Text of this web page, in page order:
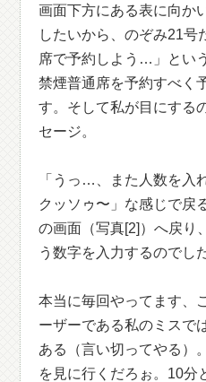
画面下方にある表に向か
したいから、のぞみ21
席で予約しよう…」とい
禁煙普通席を予約すべく
す。そして私が目にする
セージ。
「うっ…、また人数を入
クッソゥ〜」な感じで戻
の画面（写真[2]）へ戻り
う数字を入力するのでし
本当に毎回やってます、
ーザーである私のミスで
ある（言い切ってやる）
を見に行くだろぉ。10分